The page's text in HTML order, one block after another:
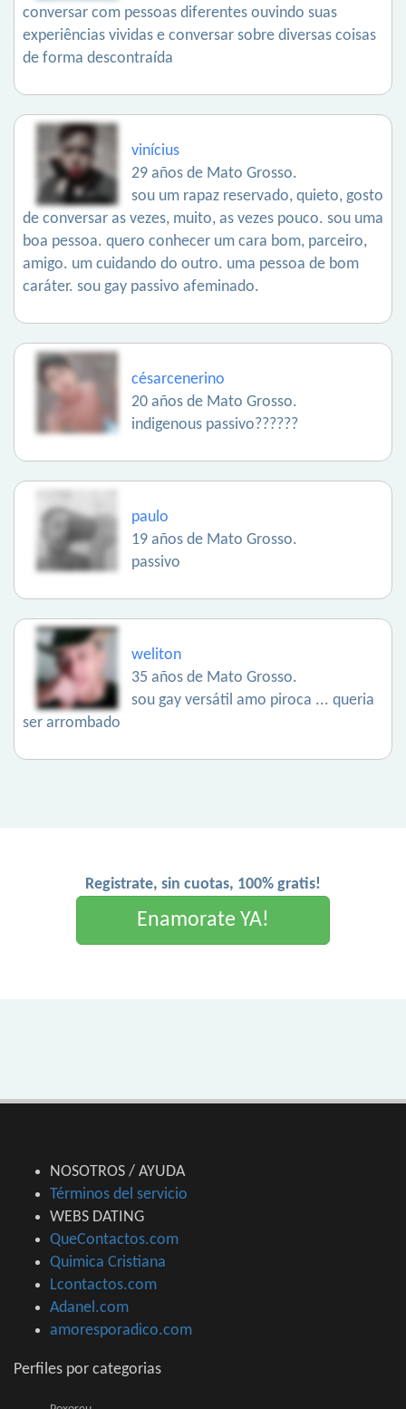
conversar com pessoas diferentes ouvindo suas
experiências vividas e conversar sobre diversas coisas
de forma descontraída
vinícius
29 años de Mato Grosso.
sou um rapaz reservado, quieto, gosto
de conversar as vezes, muito, as vezes pouco. sou uma
boa pessoa. quero conhecer um cara bom, parceiro,
amigo. um cuidando do outro. uma pessoa de bom
caráter. sou gay passivo afeminado.
césarcenerino
20 años de Mato Grosso.
indigenous passivo??????
paulo
19 años de Mato Grosso.
passivo
weliton
35 años de Mato Grosso.
sou gay versátil amo piroca ... queria
ser arrombado
Registrate, sin cuotas, 100% gratis!
Enamorate YA!
NOSOTROS / AYUDA
Términos del servicio
WEBS DATING
QueContactos.com
Quimica Cristiana
Lcontactos.com
Adanel.com
amoresporadico.com
Perfiles por categorias